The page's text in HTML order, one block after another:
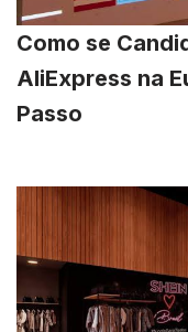
Como se
AliExpress na
Passo